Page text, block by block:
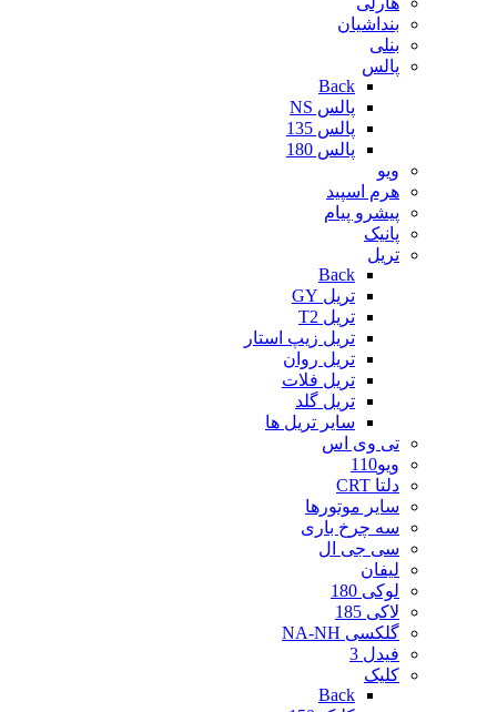
بنداشیان
بنلی
پالس
Back
پالس NS
پالس 135
پالس 180
ویو
هرم اسپید
پیشرو پیام
پانیک
تریل
Back
تریل GY
تریل T2
تریل زیپ استار
تریل روان
تریل فلات
تریل گلد
سایر تریل ها
تی وی اس
ویو110
دلتا CRT
سایر موتورها
سه چرخ باری
سی جی ال
لیفان
لوکی 180
لاکی 185
گلکسی NA-NH
فیدل 3
کلیک
Back